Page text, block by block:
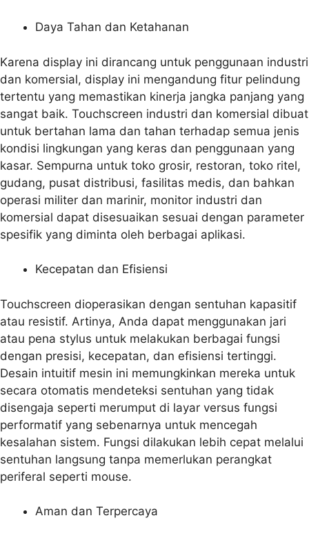
Daya Tahan dan Ketahanan
Karena display ini dirancang untuk penggunaan industri
dan komersial, display ini mengandung fitur pelindung
tertentu yang memastikan kinerja jangka panjang yang
sangat baik. Touchscreen industri dan komersial dibuat
untuk bertahan lama dan tahan terhadap semua jenis
kondisi lingkungan yang keras dan penggunaan yang
kasar. Sempurna untuk toko grosir, restoran, toko ritel,
gudang, pusat distribusi, fasilitas medis, dan bahkan
operasi militer dan marinir, monitor industri dan
komersial dapat disesuaikan sesuai dengan parameter
spesifik yang diminta oleh berbagai aplikasi.
Kecepatan dan Efisiensi
Touchscreen dioperasikan dengan sentuhan kapasitif
atau resistif. Artinya, Anda dapat menggunakan jari
atau pena stylus untuk melakukan berbagai fungsi
dengan presisi, kecepatan, dan efisiensi tertinggi.
Desain intuitif mesin ini memungkinkan mereka untuk
secara otomatis mendeteksi sentuhan yang tidak
disengaja seperti merumput di layar versus fungsi
performatif yang sebenarnya untuk mencegah
kesalahan sistem. Fungsi dilakukan lebih cepat melalui
sentuhan langsung tanpa memerlukan perangkat
periferal seperti mouse.
Aman dan Terpercaya